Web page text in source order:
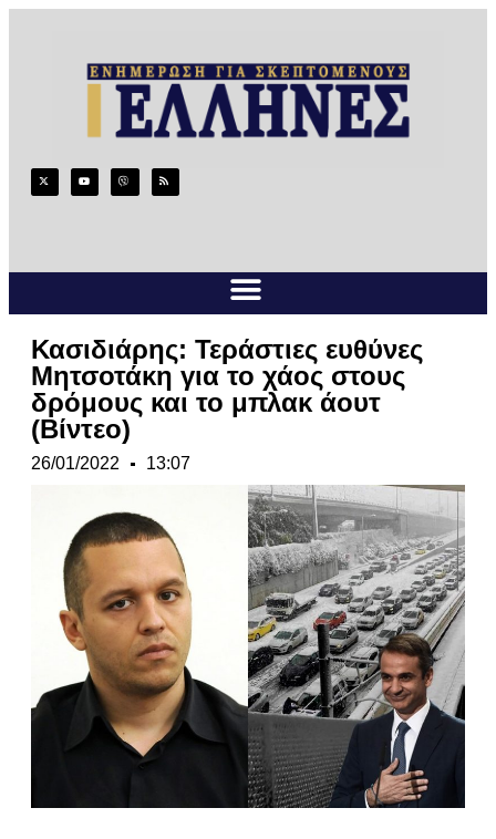
Κασιδιάρης: Τεράστιες ευθύνες
Μητσοτάκη για το χάος στους
δρόμους και το μπλακ άουτ
(Βίντεο)
26/01/2022 13:07